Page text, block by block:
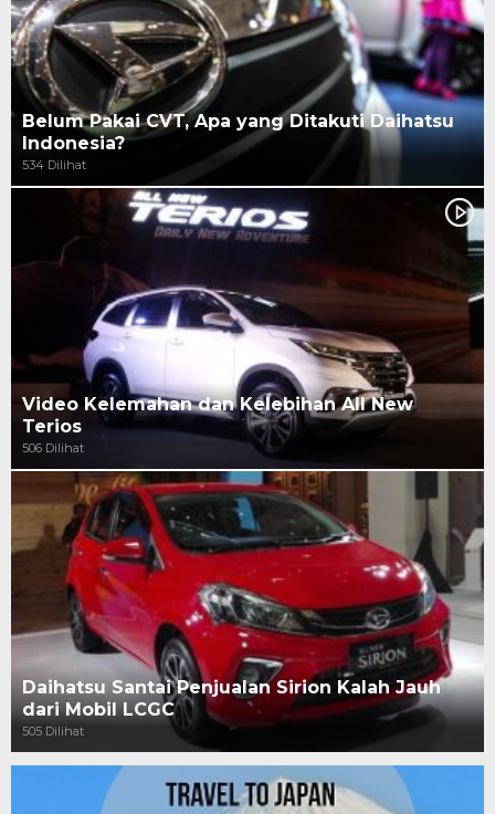
Belum Pakai CVT, Apa yang Ditakuti Daihatsu
Indonesia?
534 Dilihat
Video Kelemahan dan Kelebihan All New
Terios
506 Dilihat
Daihatsu Santai Penjualan Sirion Kalah Jauh
dari Mobil LCGC
505 Dilihat